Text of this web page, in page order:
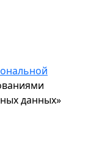
данных»